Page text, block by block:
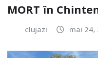
MORT în
clujazi mai 24,